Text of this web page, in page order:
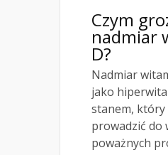
Czym
nadmiar
D?
Nadmiar
jako
stanem, który
prowadzić do
poważnych